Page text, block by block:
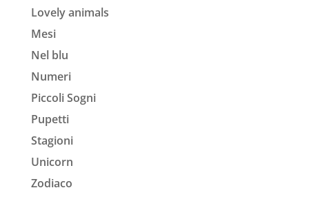
Lovely animals
Mesi
Nel blu
Numeri
Piccoli Sogni
Pupetti
Stagioni
Unicorn
Zodiaco